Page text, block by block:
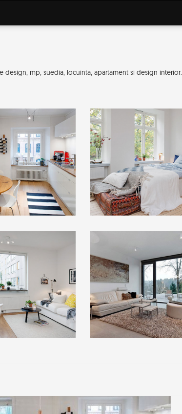
mp, suedia, locuinta, apartament si design interior.